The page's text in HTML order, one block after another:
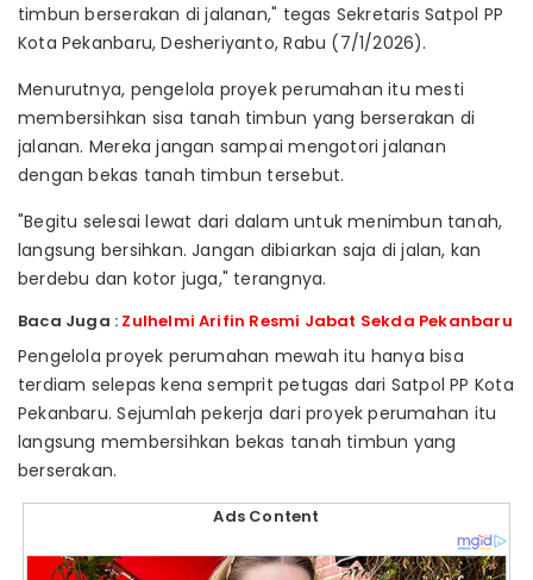
timbun berserakan di jalanan," tegas Sekretaris Satpol PP
Kota Pekanbaru, Desheriyanto, Rabu (7/1/2026).
Menurutnya, pengelola proyek perumahan itu mesti
membersihkan sisa tanah timbun yang berserakan di
jalanan. Mereka jangan sampai mengotori jalanan
dengan bekas tanah timbun tersebut.
"Begitu selesai lewat dari dalam untuk menimbun tanah,
langsung bersihkan. Jangan dibiarkan saja di jalan, kan
berdebu dan kotor juga," terangnya.
Baca Juga : Zulhelmi Arifin Resmi Jabat Sekda Pekanbaru
Pengelola proyek perumahan mewah itu hanya bisa
terdiam selepas kena semprit petugas dari Satpol PP Kota
Pekanbaru. Sejumlah pekerja dari proyek perumahan itu
langsung membersihkan bekas tanah timbun yang
berserakan.
Ads Content